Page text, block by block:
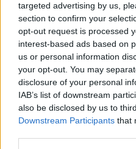
targeted advertising by us,
section to confirm your
opt-out request is processed
interest-based ads based on
us or personal information
your opt-out. You may
disclosure of your personal
IAB’s list of downstream
also be disclosed by us to
Downstream Participants that
Předchozí článek
Dobříšští starostové vzpomínali
u jednoho stolu na
polistopadovou historii města
SOUVISEJÍCÍ ČLÁNKY
VÍCE OD AUTORA
Většina